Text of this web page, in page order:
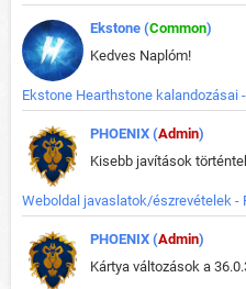
Ekstone (Common)
Kedves Naplóm!
Ekstone Hearthstone kalandozásai
PHOENIX (Admin)
Kisebb javítások
Weboldal javaslatok/észrevételek -
PHOENIX (Admin)